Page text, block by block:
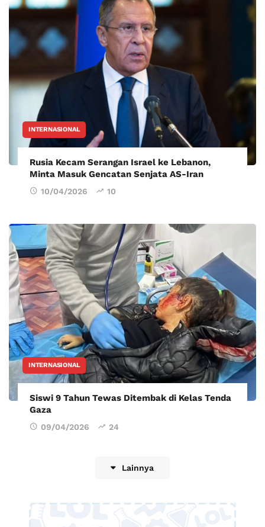
INTERNASIONAL
Rusia Kecam Serangan Israel ke Lebanon,
Minta Masuk Gencatan Senjata AS-Iran
10/04/2026 10
INTERNASIONAL
Siswi 9 Tahun Tewas Ditembak di Kelas Tenda
Gaza
09/04/2026 24
Lainnya